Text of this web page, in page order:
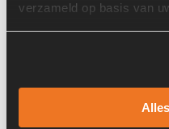
verzameld op basis van
Informatie
Past op de volgende machines: